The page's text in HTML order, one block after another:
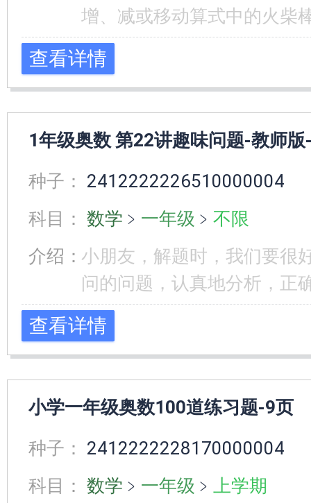
增、减或移动算式中的火柴
查看详情
1年级奥数 第22讲趣味问题-教师版
种子： 2412222226510000004
科目： 数学 ﹥ 一年级 ﹥ 不限
介绍：小朋友，解题时，我们要很
问的问题，认真地分析，正
查看详情
小学一年级奥数100道练习题-9页
种子： 2412222228170000004
科目： 数学 ﹥ 一年级 ﹥ 上学期